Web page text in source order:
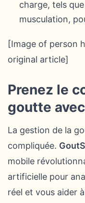
charge, tels
musculation,
[Image of person
original article]
Prenez le
goutte
La gestion de la
compliquée.
mobile
artificielle pour
réel et vous aider